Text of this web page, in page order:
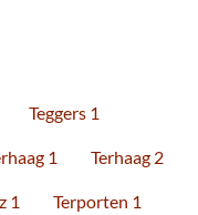
Teggers 1
1 Terhaag 2
1 Terporten 1